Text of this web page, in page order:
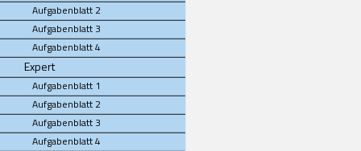
Aufgabenblatt 2
Aufgabenblatt 3
Aufgabenblatt 4
Expert
Aufgabenblatt 1
Aufgabenblatt 2
Aufgabenblatt 3
Aufgabenblatt 4